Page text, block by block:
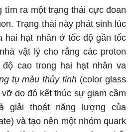
tìm ra một trạng thái cực đoan
Trạng thái này phát sinh lúc
hai hạt nhân ở tốc độ gần tốc
vật lý cho rằng các proton
cao trong hai hạt nhân va
tụ màu thủy tinh (color glass
do đó kết thúc sự giam cầm
giải thoát năng lượng của
và tạo nên một nhóm quark